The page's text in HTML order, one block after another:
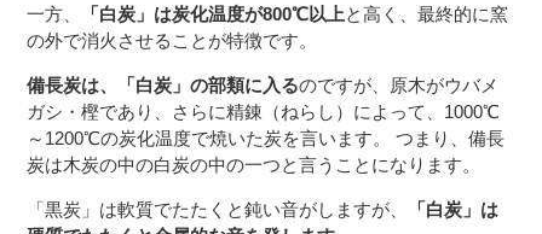
一方、 「白炭」は炭化温度が800℃以上と高く、最終的に窯
の外で消火させることが特徴です。
備長炭は、「白炭」の部類に入るのですが、原木がウバメ
ガシ・樫であり、さらに精錬（ねらし）によって、1000℃
～1200℃の炭化温度で焼いた炭を言います。 つまり、備長
炭は木炭の中の白炭の中の一つと言うことになります。
「黒炭」は軟質でたたくと鈍い音がしますが、
「白炭」は